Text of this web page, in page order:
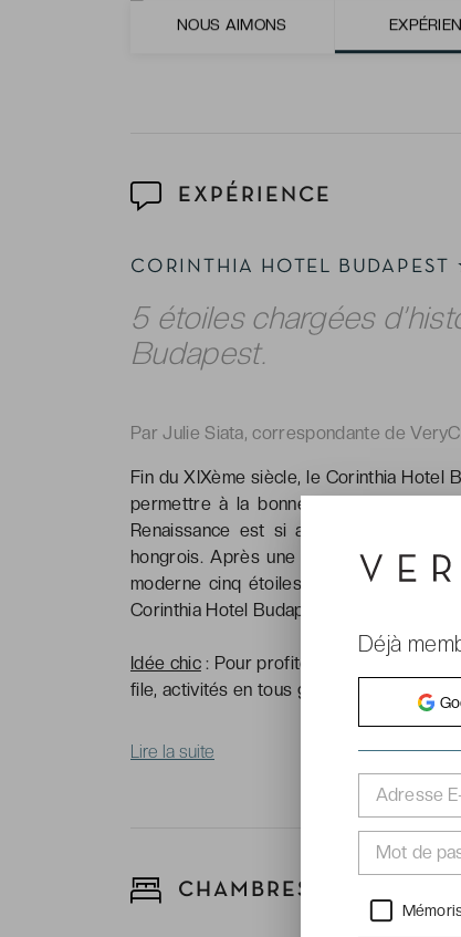
NOUS AIMONS
La réduction qui vous est accordée à
EXPÉRIENCE
CORINTHIA HOTEL
5 étoiles chargées
Budapest.
Par Julie Siata, correspondante de
Fin du XIXème siècle, le Corinthia
permettre à la bonne société de
Renaissance est si admiré et son
hongrois. Après une longue
moderne cinq étoiles. Pour votre
Corinthia Hotel Budapest *****.
Idée chic: Pour profiter au maximum de
file, activités en tous genres ou billets de
Lire la suite
CHAMBRES
Déjà
Adresse
Mot de